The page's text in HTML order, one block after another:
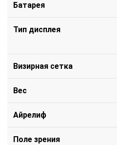
Батарея
Тип дисплея
Визирная сетка
Вес
Айрелиф
Поле зрения